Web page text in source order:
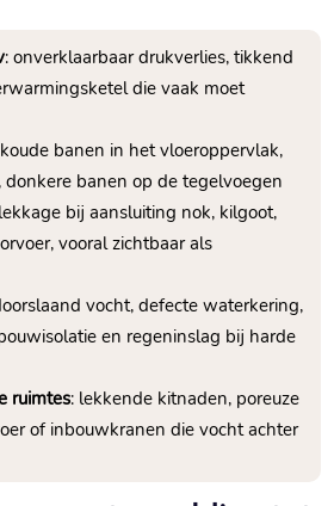
: onverklaarbaar drukverlies, tikkend
die vaak moet
banen in het vloeroppervlak,
banen op de tegelvoegen
bij aansluiting nok, kilgoot,
vooral zichtbaar als
vocht, defecte waterkering,
en regeninslag bij harde
ruimtes: lekkende kitnaden, poreuze
of inbouwkranen die vocht achter